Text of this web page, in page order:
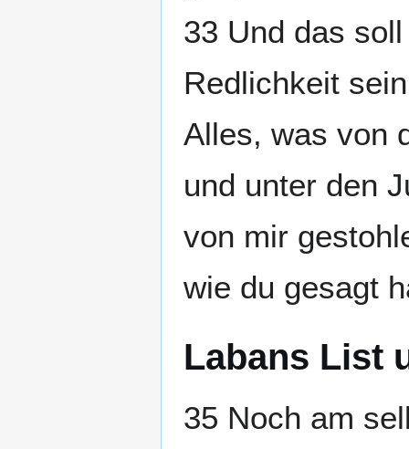
33 Und das
Redlichkeit
Alles, was von
und unter den
von mir
wie du gesagt
Labans List
35 Noch am